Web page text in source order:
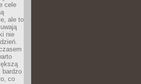
cele
ale to
nie
bardzo
co